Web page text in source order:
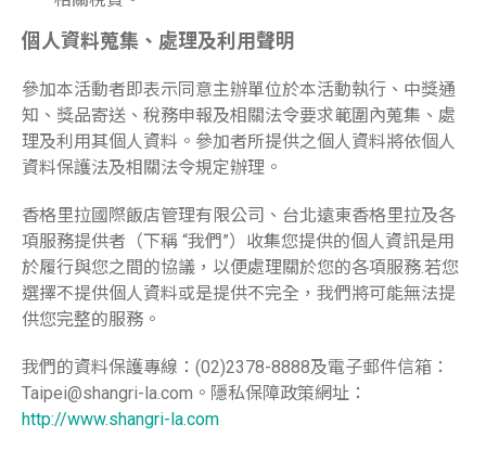
個人資料蒐集、處理及利用聲明
參加本活動者即表示同意主辦單位於本活動執行、中獎通
知、獎品寄送、稅務申報及相關法令要求範圍內蒐集、處
理及利用其個人資料。參加者所提供之個人資料將依個人
資料保護法及相關法令規定辦理。
香格里拉國際飯店管理有限公司、台北遠東香格里拉及各
項服務提供者（下稱 “我們”）收集您提供的個人資訊是用
於履行與您之間的協議，以便處理關於您的各項服務.若您
選擇不提供個人資料或是提供不完全，我們將可能無法提
供您完整的服務。
我們的資料保護專線：(02)2378-8888及電子郵件信箱：
Taipei@shangri-la.com。隱私保障政策網址：
http://www.shangri-la.com